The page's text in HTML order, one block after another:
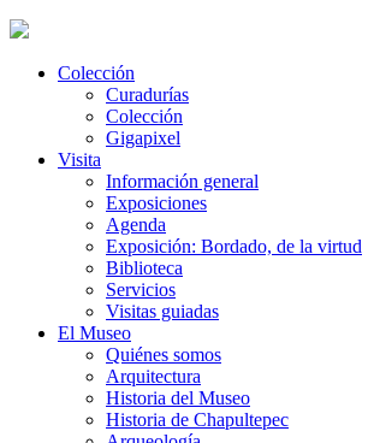
Colección
Curadurías
Colección
Gigapixel
Visita
Información general
Exposiciones
Agenda
Exposición: Bordado, de la virtud
Biblioteca
Servicios
Visitas guiadas
El Museo
Quiénes somos
Arquitectura
Historia del Museo
Historia de Chapultepec